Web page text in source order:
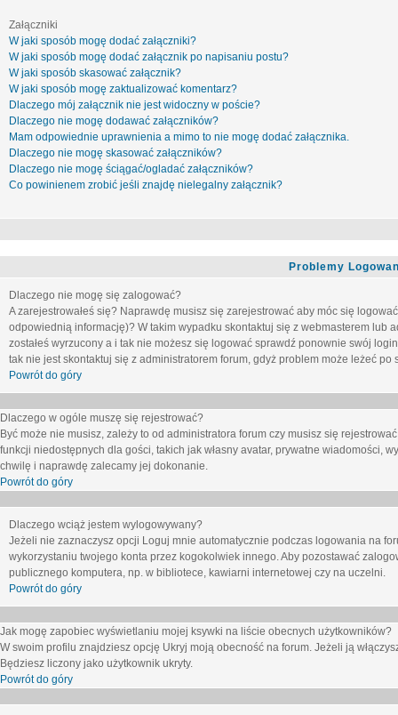
Załączniki
W jaki sposób mogę dodać załączniki?
W jaki sposób mogę dodać załącznik po napisaniu postu?
W jaki sposób skasować załącznik?
W jaki sposób mogę zaktualizować komentarz?
Dlaczego mój załącznik nie jest widoczny w poście?
Dlaczego nie mogę dodawać załączników?
Mam odpowiednie uprawnienia a mimo to nie mogę dodać załącznika.
Dlaczego nie mogę skasować załączników?
Dlaczego nie mogę ściągać/ogladać załączników?
Co powinienem zrobić jeśli znajdę nielegalny załącznik?
Problemy
Dlaczego nie mogę się zalogować?
A zarejestrowałeś się? Naprawdę musisz się zarejestrować aby móc się
odpowiednią informację)? W takim wypadku skontaktuj się z webmasterem lub
zostałeś wyrzucony a i tak nie możesz się logować sprawdź ponownie swój
tak nie jest skontaktuj się z administratorem forum, gdyż problem może leżeć po
Powrót do góry
Dlaczego w ogóle muszę się rejestrować?
Być może nie musisz, zależy to od administratora forum czy musisz się
funkcji niedostępnych dla gości, takich jak własny avatar, prywatne wiadomości,
chwilę i naprawdę zalecamy jej dokonanie.
Powrót do góry
Dlaczego wciąż jestem wylogowywany?
Jeżeli nie zaznaczysz opcji Loguj mnie automatycznie podczas logowania na
wykorzystaniu twojego konta przez kogokolwiek innego. Aby pozostawać
publicznego komputera, np. w bibliotece, kawiarni internetowej czy na uczelni.
Powrót do góry
Jak mogę zapobiec wyświetlaniu mojej ksywki na liście obecnych użytkowników?
W swoim profilu znajdziesz opcję Ukryj moją obecność na forum. Jeżeli ją
Będziesz liczony jako użytkownik ukryty.
Powrót do góry